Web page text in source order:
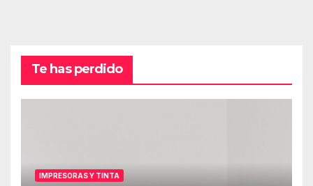
Te has perdido
IMPRESORAS Y TINTA